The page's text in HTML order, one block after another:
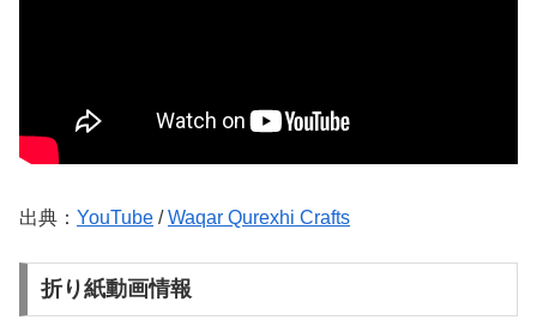
出典： YouTube /Waqar Qurexhi Crafts
折り紙動画情報